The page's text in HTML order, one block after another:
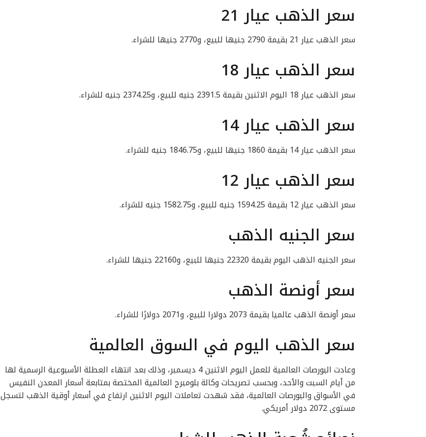
سعر الذهب عيار 21
سعر الذهب عيار 21 بقيمة 2790 جنيها للبيع، و2770 جنيها للشراء.
سعر الذهب عيار 18
سعر الذهب عيار 18 اليوم الاثنين بقيمة 2391.5 جنيه للبيع، و2374.25 جنيه للشراء.
سعر الذهب عيار 14
سعر الذهب عيار 14 بقيمة 1860 جنيها للبيع، و1846.75 جنيه للشراء.
سعر الذهب عيار 12
سعر الذهب عيار 12 بقيمة 1594.25 جنيه للبيع، و1582.75 جنيه للشراء.
سعر الجنيه الذهب
سعر الجنيه الذهب اليوم بقيمة 22320 جنيها للبيع، و22160 جنيها للشراء.
سعر أونصة الذهب
سعر أونصة الذهب عالميا بقيمة 2073 دولارا للبيع، و2071 دولارًا للشراء.
سعر الذهب اليوم في السوق العالمية
وعادت البورصات العالمية للعمل اليوم الاثنين 4 ديسمبر، وذلك بعد انتهاء العطلة الأسبوعية الرسمية لها
من أيام السبت والأحد، وبحسب تصريحات وكالة بلومبرج العالمية المختصة بمتابعة أسعار المعدن النفيس
في الأسواق والبورصات العالمية، فقد شهدت تعاملات اليوم الاثنين ارتفاع في أسعار أوقية الذهب لتسجل
مستوى 2072 دولار أمريكي.